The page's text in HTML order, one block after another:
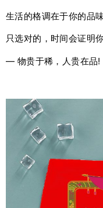
生活的格调在于你的品
只选对的，时间会证明
— 物贵于稀，人贵在品!